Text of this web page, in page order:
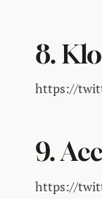
8.
https://
9.
https://